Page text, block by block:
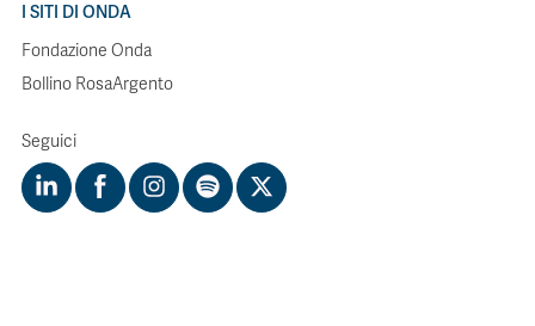
I SITI DI ONDA
Fondazione Onda
Bollino RosaArgento
Seguici